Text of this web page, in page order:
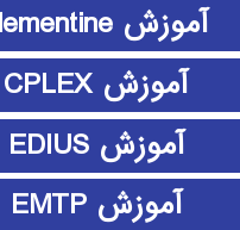
آموزش clementine
آموزش CPLEX
آموزش EDIUS
آموزش EMTP